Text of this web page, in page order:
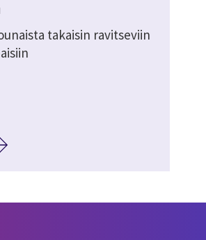
takaisin ravitseviin